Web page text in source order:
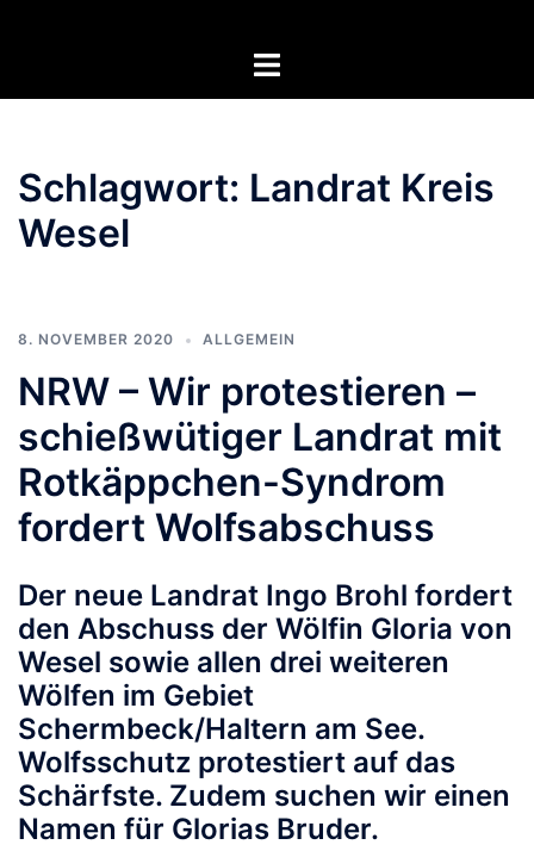
Menü
Schlagwort: Landrat Kreis
Wesel
8. NOVEMBER 2020 ALLGEMEIN
NRW – Wir protestieren –
schießwütiger Landrat mit
Rotkäppchen-Syndrom
fordert Wolfsabschuss
Der neue Landrat Ingo Brohl fordert
den Abschuss der Wölfin Gloria von
Wesel sowie allen drei weiteren
Wölfen im Gebiet
Schermbeck/Haltern am See.
Wolfsschutz protestiert auf das
Schärfste. Zudem suchen wir einen
Namen für Glorias Bruder.